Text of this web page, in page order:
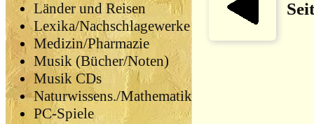
Länder und Reisen
Lexika/Nachschlagewerke
Medizin/Pharmazie
Musik (Bücher/Noten)
Musik CDs
Naturwissens./Mathematik
PC-Spiele